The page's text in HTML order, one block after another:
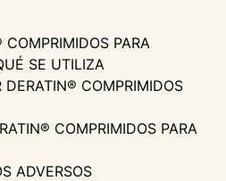
PARA
SE UTILIZA
COMPRIMIDOS
COMPRIMIDOS PARA
ADVERSOS